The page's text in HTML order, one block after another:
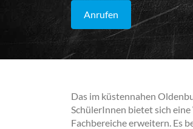
Anrufen
Das im küstennahen
SchülerInnen bietet sich
Fachbereiche erweitern. Es